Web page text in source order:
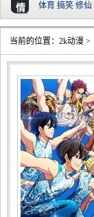
情
体育 搞笑 修仙
当前的位置： 2k动漫 >